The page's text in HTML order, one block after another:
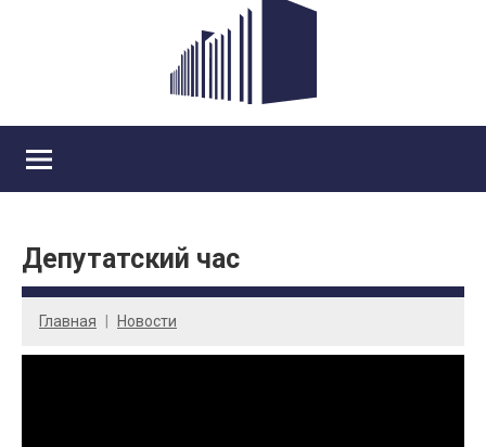
Депутатский час
Главная Новости